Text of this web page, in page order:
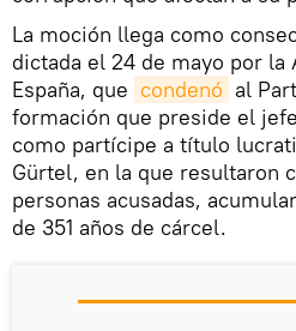
La moción llega como
dictada el 24 de mayo por la
España, que condenó al
formación que preside el
como partícipe a título
Gürtel, en la que resultaron
personas acusadas,
de 351 años de cárcel.